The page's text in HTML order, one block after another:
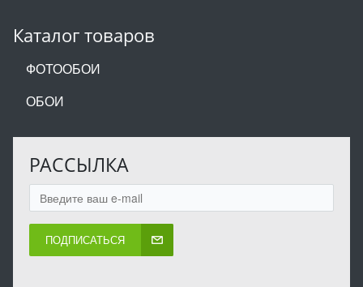
Каталог товаров
ФОТООБОИ
ОБОИ
РАССЫЛКА
ПОДПИСАТЬСЯ